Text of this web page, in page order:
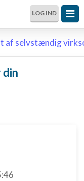
LOG IND
af selvstændig